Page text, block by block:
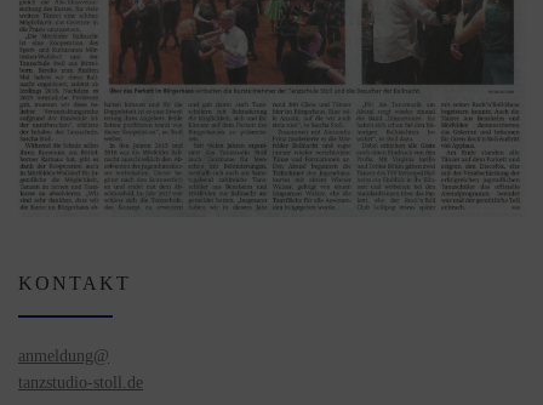
KONTAKT
anmeldung@
tanzstudio-stoll.de